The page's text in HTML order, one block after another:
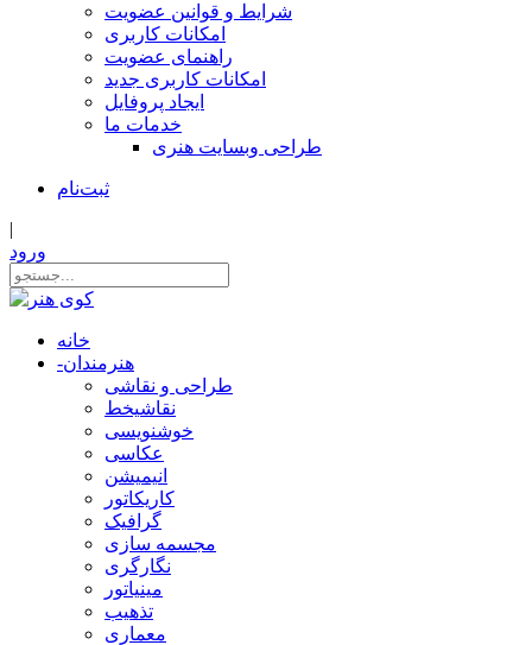
شرایط و قوانین عضویت
امکانات کاربری
راهنمای عضویت
امکانات کاربری جدید
ایجاد پروفایل
خدمات ما
طراحی وبسایت هنری
ثبت‌نام
|
ورود
خانه
-هنرمندان
طراحی و نقاشی
نقاشیخط
خوشنویسی
عکاسی
انیمیشن
کاریکاتور
گرافیک
مجسمه سازی
نگارگری
مینیاتور
تذهیب
معماری